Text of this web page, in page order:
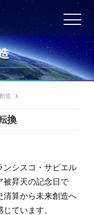
警鐘
の祈り
サテライト
セージ保存版
造
換
ンシスコ・サビエル
被昇天の記念日で
算から未来創造へ
ています。